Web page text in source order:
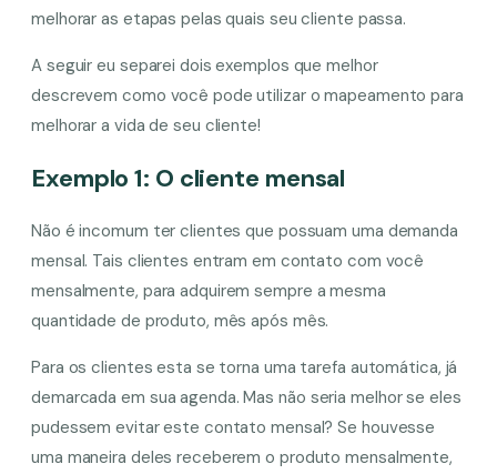
melhorar as etapas pelas quais seu cliente passa.
A seguir eu separei dois exemplos que melhor
descrevem como você pode utilizar o mapeamento para
melhorar a vida de seu cliente!
Exemplo 1: O cliente mensal
Não é incomum ter clientes que possuam uma demanda
mensal. Tais clientes entram em contato com você
mensalmente, para adquirem sempre a mesma
quantidade de produto, mês após mês.
Para os clientes esta se torna uma tarefa automática, já
demarcada em sua agenda. Mas não seria melhor se eles
pudessem evitar este contato mensal? Se houvesse
uma maneira deles receberem o produto mensalmente,